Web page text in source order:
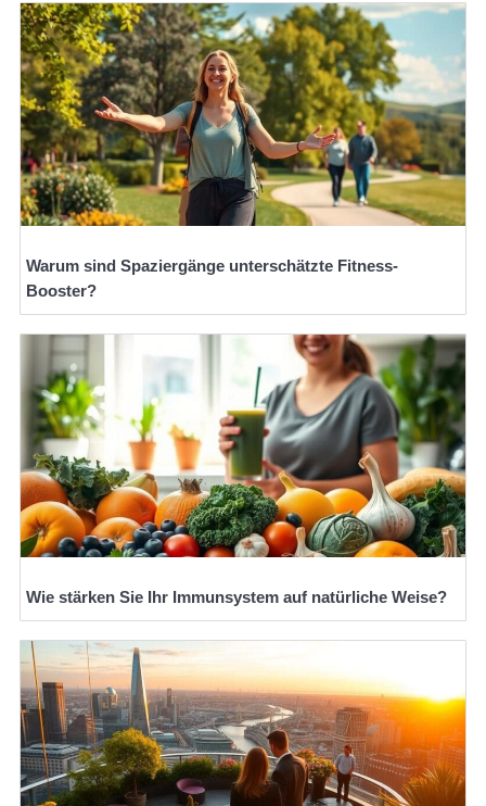
Warum sind Spaziergänge unterschätzte Fitness-
Booster?
Wie stärken Sie Ihr Immunsystem auf natürliche Weise?